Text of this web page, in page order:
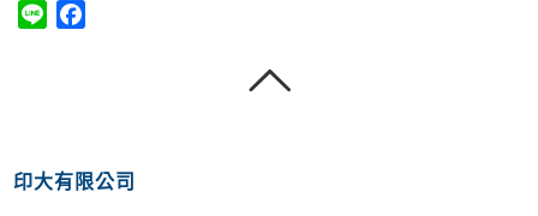
Line
印大有限公司